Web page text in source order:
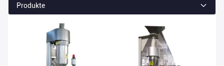
Produkte